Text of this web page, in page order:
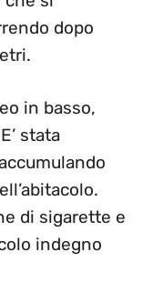
dopo
in basso,
E’ stata
di sigarette e
indegno